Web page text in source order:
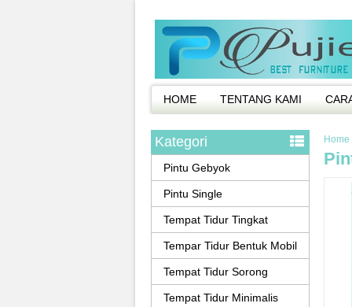
HOME TENTANG KAMI
Home
Kategori
Pintu Gebyok
Pintu Single
Tempat Tidur Tingkat
Tempar Tidur Bentuk Mobil
Tempat Tidur Sorong
Tempat Tidur Minimalis